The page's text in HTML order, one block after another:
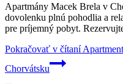
Apartmány Macek Brela v
dovolenku plnú pohodlia a
pre príjemný pobyt.
Pokračovať v čítaní
Chorvátsku